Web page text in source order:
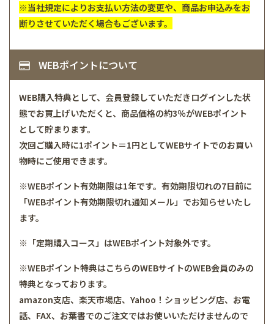
※当社規定によりお支払い方法の変更や、商品お申込みをお
断りさせていただく場合もございます。
WEBポイントについて
WEB購入特典として、会員登録していただきログインした状
態でお買上げいただくと、商品価格の約3％がWEBポイント
として貯まります。
次回ご購入時に1ポイント＝1円としてWEBサイトでのお買い
物時にご使用できます。
※WEBポイント有効期限は1年です。有効期限切れの7日前に
「WEBポイント有効期限切れ通知メール」でお知らせいたし
ます。
※「定期購入コース」はWEBポイント対象外です。
※WEBポイント特典はこちらのWEBサイトのWEB会員のみの
特典となっております。
amazon支店、楽天市場店、Yahoo！ショッピング店、お電
話、FAX、お葉書でのご注文ではお使いいただけませんので